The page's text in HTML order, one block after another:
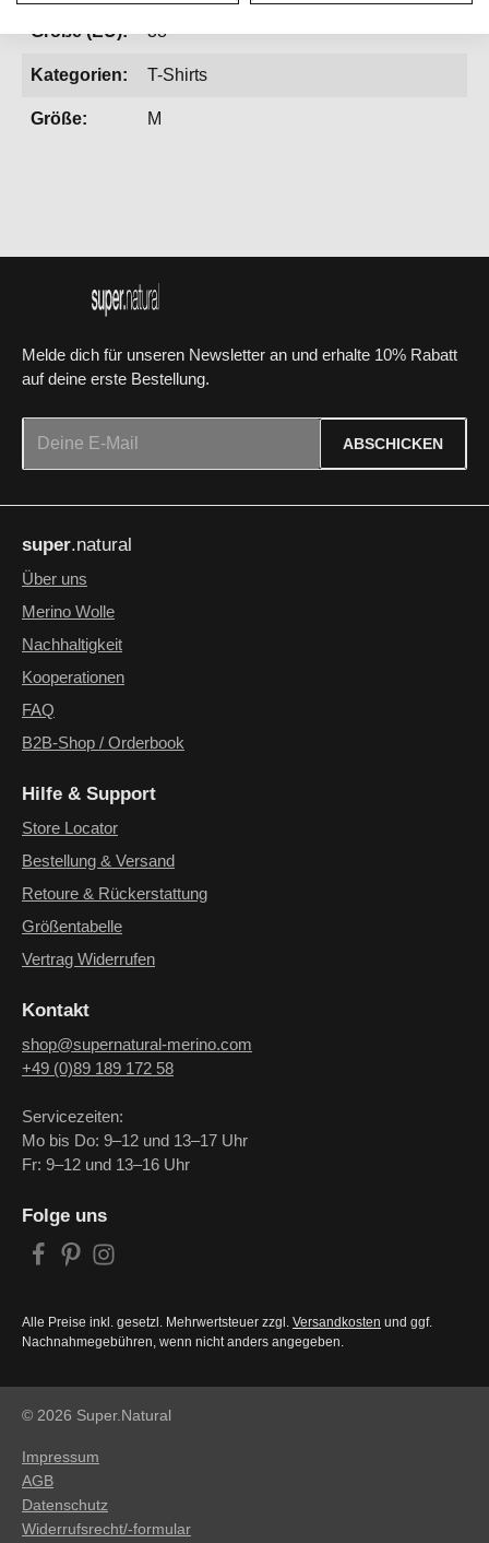
Größe (EU): 38
Kategorien: T-Shirts
Größe: M
Melde dich für unseren Newsletter an und erhalte 10% Rabatt
auf deine erste Bestellung.
ABSCHICKEN
genommen und die
einverstanden.
Die mit einem Stern (*) markierten Felder sind Pflichtfelder.
Folge uns
Alle Preise inkl. gesetzl. Mehrwertsteuer zzgl. Versandkosten und ggf.
Nachnahmegebühren, wenn nicht anders angegeben.
super.natural
Über uns
Merino Wolle
Nachhaltigkeit
Kooperationen
FAQ
B2B-Shop / Orderbook
Hilfe & Support
Store Locator
Bestellung & Versand
Retoure & Rückerstattung
Größentabelle
Vertrag Widerrufen
Kontakt
shop@supernatural-merino.com
+49 (0)89 189 172 58
Servicezeiten:
Mo bis Do: 9–12 und 13–17 Uhr
Fr: 9–12 und 13–16 Uhr
© 2026 Super.Natural
Impressum
AGB
Datenschutz
Widerrufsrecht/-formular